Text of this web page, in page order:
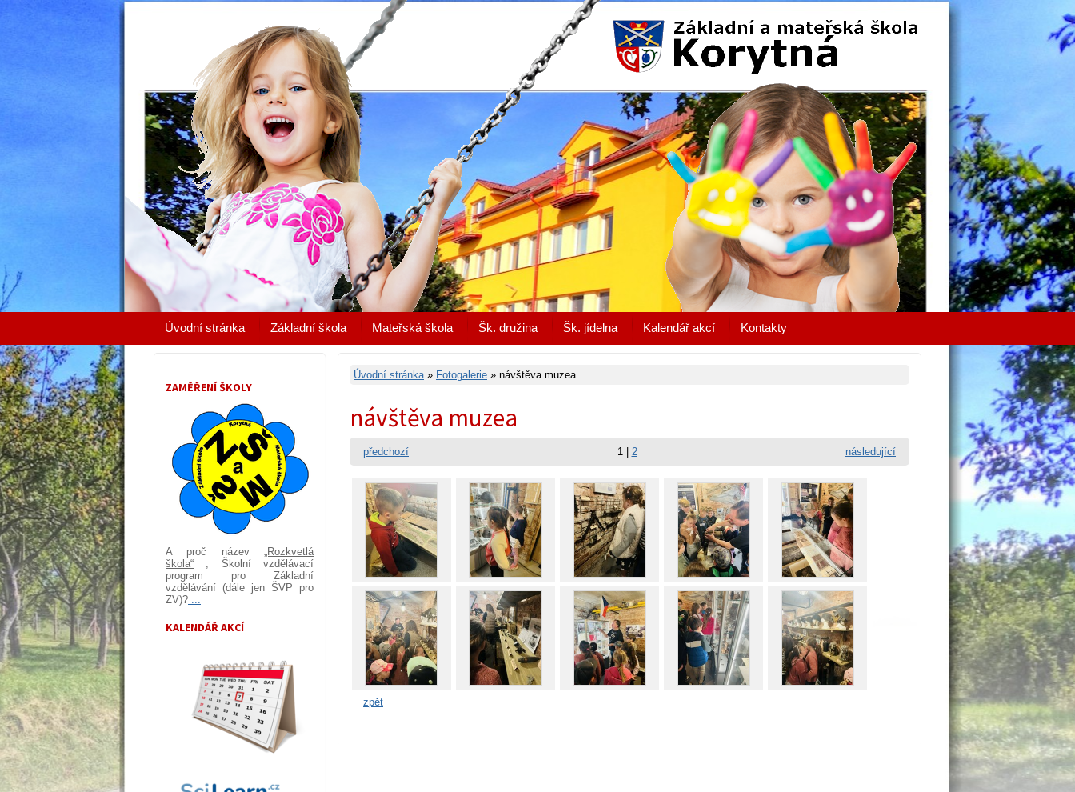
Úvodní stránka Základní škola Mateřská škola Šk. družina Šk. jídelna Kalendář akcí Kontakty
Úvodní stránka» Fotogalerie » návštěva muzea
návštěva muzea
předchozí 1 2 následující
zpět
ZAMĚŘENÍ ŠKOLY
A proč název
„Rozkvetlá
škola“ , Školní vzdělávací
program pro Základní
vzdělávání (dále jen ŠVP pro
ZV)?
KALENDÁŘ AKCÍ